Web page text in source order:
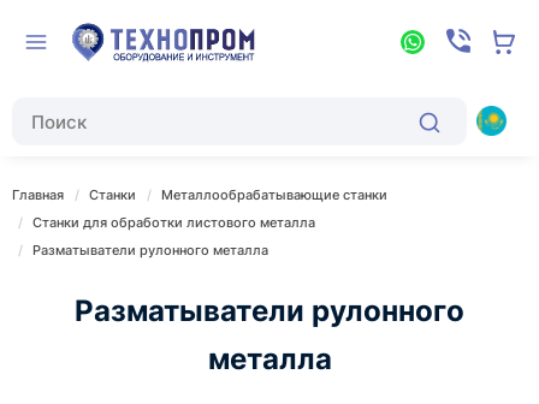
Главная Станки
Металлообрабатывающие станки
Станки для обработки листового металла
Разматыватели рулонного металла
Разматыватели рулонного
металла